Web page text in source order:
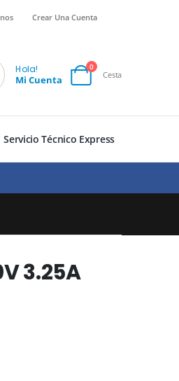
Crear Una Cuenta
Hola!
Mi Cuenta Cart
0artículos
Cesta
Servicio Técnico Express
3.25A